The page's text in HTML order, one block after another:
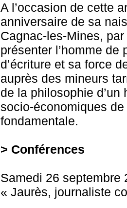
A l’occasion de cette
anniversaire de sa
Cagnac-les-Mines,
présenter l’homme
d’écriture et sa force
auprès des mineurs
de la philosophie
socio-économiques
fondamentale.
> Conférences
Samedi 26 septembre
« Jaurès, journaliste